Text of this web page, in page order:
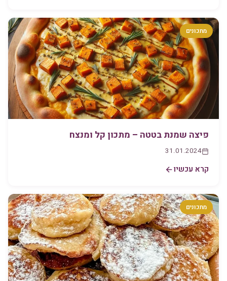
מתכונים
פיצה שמנת בטטה – מתכון קל ומנצח
31.01.2024
קרא עכשיו
מתכונים